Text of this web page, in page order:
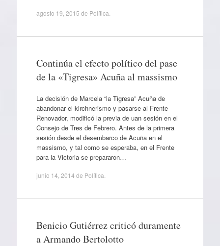
agosto 19, 2015 de Política
Continúa el efecto político del pase
de la «Tigresa» Acuña al massismo
La decisión de Marcela “la Tigresa” Acuña de
abandonar el kirchnerismo y pasarse al Frente
Renovador, modificó la previa de uan sesión en el
Consejo de Tres de Febrero. Antes de la primera
sesión desde el desembarco de Acuña en el
massismo, y tal como se esperaba, en el Frente
para la Victoria se prepararon…
junio 14, 2014 de Política
Benicio Gutiérrez criticó duramente
a Armando Bertolotto